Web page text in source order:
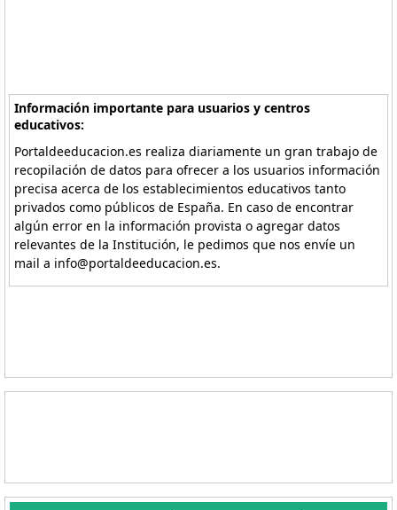
Información importante para usuarios y centros
educativos:
Portaldeeducacion.es realiza diariamente un gran trabajo de
recopilación de datos para ofrecer a los usuarios información
precisa acerca de los establecimientos educativos tanto
privados como públicos de España. En caso de encontrar
algún error en la información provista o agregar datos
relevantes de la Institución, le pedimos que nos envíe un
mail a info@portaldeeducacion.es.